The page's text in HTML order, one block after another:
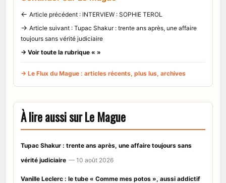
← Article précédent : INTERVIEW : SOPHIE TEROL
→ Article suivant : Tupac Shakur : trente ans après, une affaire
toujours sans vérité judiciaire
→ Voir toute la rubrique « »
→ Le Flux du Mague : articles récents, plus lus, archives
À lire aussi sur Le Mague
Tupac Shakur : trente ans après, une affaire toujours sans
vérité judiciaire — 10 août 2026
Vanille Leclerc : le tube « Comme mes potos », aussi addictif